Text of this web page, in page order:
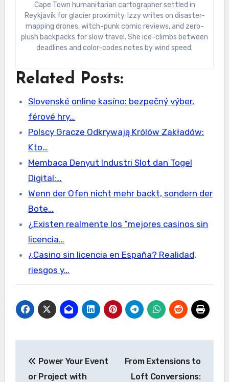
Cape Town humanitarian cartographer settled in
Reykjavík for glacier proximity. Izzy writes on disaster-
mapping drones, witch-punk comic reviews, and zero-
plush backpacks for slow travel. She ice-climbs between
deadlines and color-codes notes by wind speed.
Related Posts:
Slovenské online kasíno: bezpečný výber,
férové hry…
Polscy Gracze Odkrywają Królów Zakładów:
Kto…
Membaca Denyut Industri Slot dan Togel
Digital:…
Wenn der Ofen nicht mehr backt, sondern der
Bote…
¿Existen realmente los “mejores casinos sin
licencia…
¿Casino sin licencia en España? Realidad,
riesgos y…
navigation
Power Your Event
or Project with
From Extensions to
Loft Conversions: